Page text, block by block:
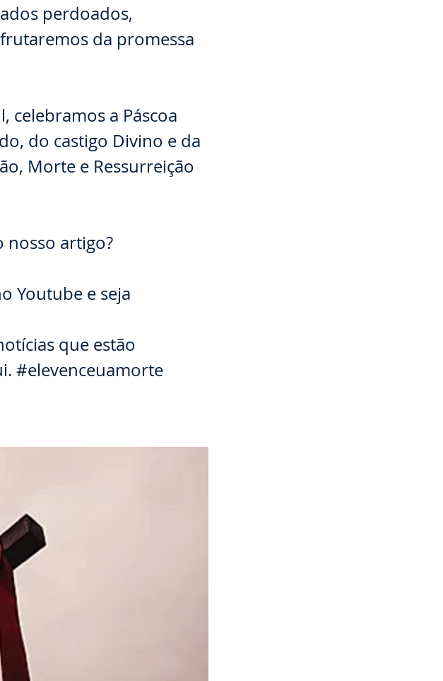
perdoados,
da promessa
celebramos a Páscoa
do castigo Divino e da
Morte e Ressurreição
nosso artigo?
Youtube e seja
que estão
#elevenceuamorte